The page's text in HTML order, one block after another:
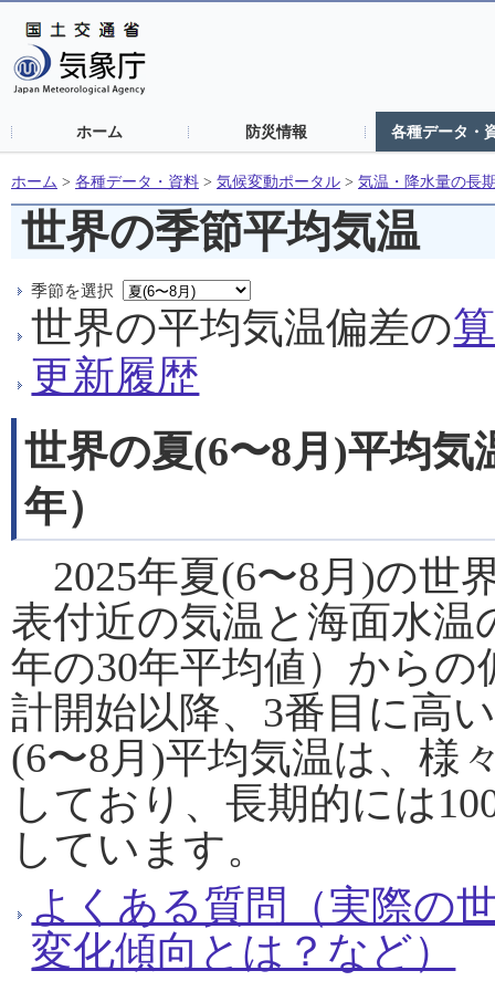
ホーム 防災情報 各種データ・
ホーム > 各種データ・資料 > 気候変動ポータル > 気温・降水量の長
世界の季節平均気温
季節を選択
世界の平均気温偏差の
更新履歴
世界の夏(6〜8月)平均気
年）
2025年夏(6〜8月)の世
表付近の気温と海面水温
年の30年平均値）から
計開始以降、3番目に高
(6〜8月)平均気温は、様
しており、長期的には
しています。
よくある質問（実際の
変化傾向とは？など）